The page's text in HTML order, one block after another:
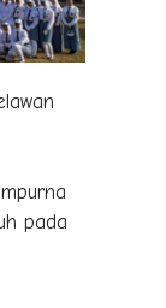
pada